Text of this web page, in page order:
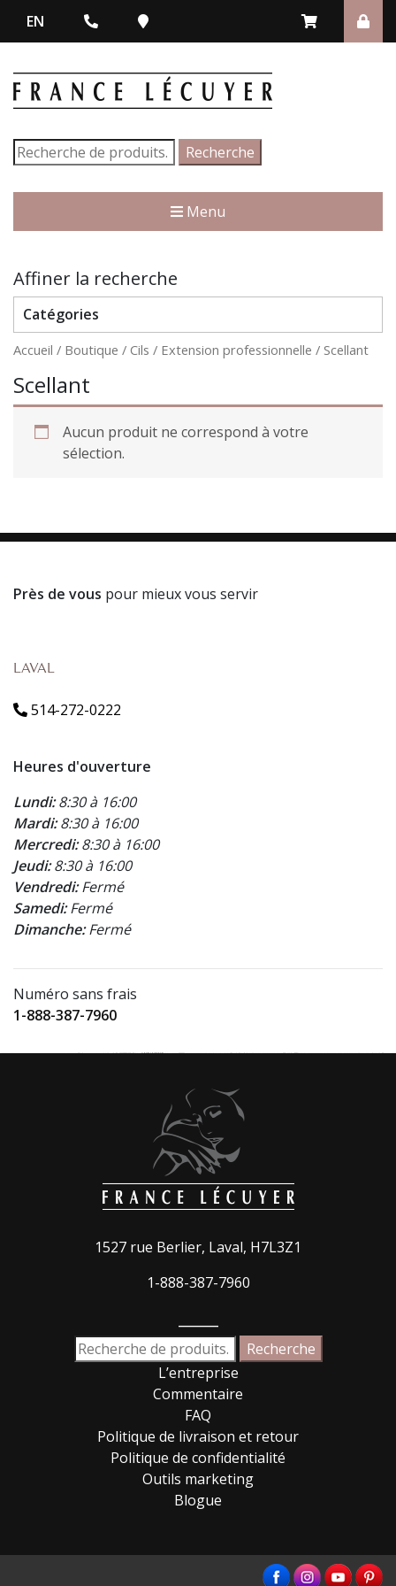
EN
Recherche
pour :
Recherche
Menu
Affiner la recherche
Catégories
Accueil / Boutique / Cils / Extension professionnelle / Scellant
Scellant
Aucun produit ne correspond à votre
sélection.
Près de vous pour mieux vous servir
LAVAL
514-272-0222
Heures d'ouverture
Lundi:8:30 à 16:00
Mardi:8:30 à 16:00
Mercredi:8:30 à 16:00
Jeudi:8:30 à 16:00
Vendredi:Fermé
Samedi:Fermé
Dimanche:Fermé
Numéro sans frais
1-888-387-7960
1527 rue Berlier, Laval, H7L3Z1
1-888-387-7960
Recherche
pour :
Recherche
L’entreprise
Commentaire
FAQ
Politique de livraison et retour
Politique de confidentialité
Outils marketing
Blogue